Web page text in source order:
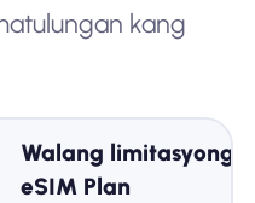
kang
Walang limitasyong
eSIM Plan